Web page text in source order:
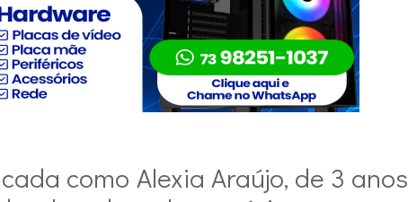
como Alexia Araújo, de 3 anos